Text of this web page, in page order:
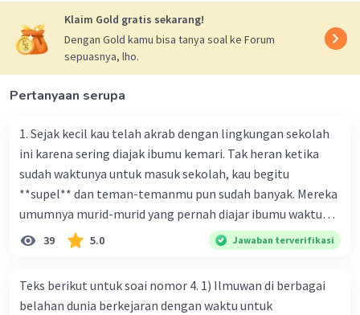
Klaim Gold gratis sekarang!
Dengan Gold kamu bisa tanya soal ke Forum
sepuasnya, lho.
Pertanyaan serupa
1. Sejak kecil kau telah akrab dengan lingkungan sekolah
ini karena sering diajak ibumu kemari. Tak heran ketika
sudah waktunya untuk masuk sekolah, kau begitu
**supel** dan teman-temanmu pun sudah banyak. Mereka
umumnya murid-murid yang pernah diajar ibumu waktu
kelas satu. Sedangkan aku? Aku waktu itu baru saja pindah
ke kota kecil ini. Makna kata bercetak tebal dalam kutipan
baik
39 5.0 Jawaban terverifikasi
Teks berikut untuk soai nomor 4. 1) Ilmuwan di berbagai
belahan dunia berkejaran dengan waktu untuk